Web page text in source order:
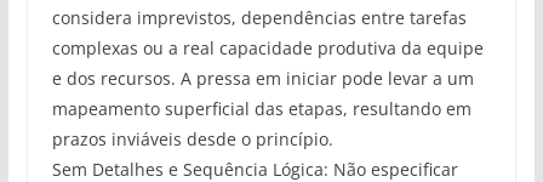
considera imprevistos, dependências entre tarefas
complexas ou a real capacidade produtiva da equipe
e dos recursos. A pressa em iniciar pode levar a um
mapeamento superficial das etapas, resultando em
prazos inviáveis desde o princípio.
Sem Detalhes e Sequência Lógica: Não especificar